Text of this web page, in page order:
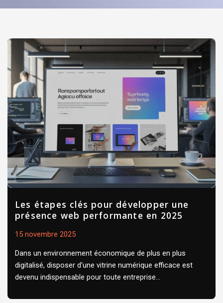
Les étapes clés pour développer une
présence web performante en 2025
15 novembre 2025
Dans un environnement économique de plus en plus
digitalisé, disposer d'une vitrine numérique efficace est
devenu indispensable pour toute entreprise...